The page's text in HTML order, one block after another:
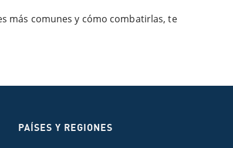
más comunes y cómo combatirlas, te
PAÍSES Y REGIONES